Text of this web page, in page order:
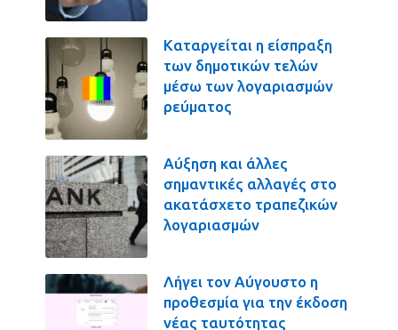
Καταργείται η είσπραξη
των δημοτικών τελών
μέσω των λογαριασμών
ρεύματος
Αύξηση και άλλες
σημαντικές αλλαγές στο
ακατάσχετο τραπεζικών
λογαριασμών
Λήγει τον Αύγουστο η
προθεσμία για την έκδοση
νέας ταυτότητας